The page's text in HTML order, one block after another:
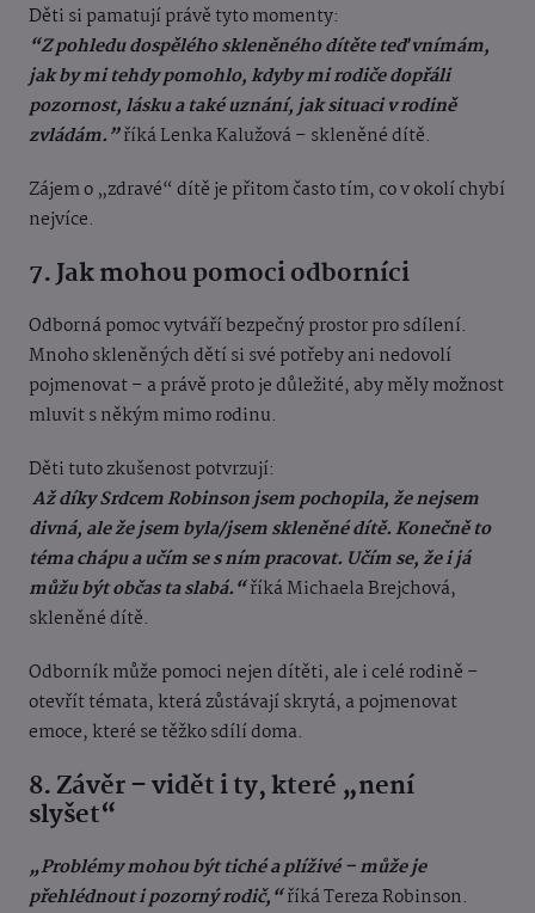
Děti si pamatují právě tyto momenty:
“Z pohledu dospělého skleněného dítěte teď vnímám,
jak by mi tehdy pomohlo, kdyby mi rodiče dopřáli
pozornost, lásku a také uznání, jak situaci v rodině
zvládám.”říká Lenka Kalužová – skleněné dítě.
Zájem o „zdravé“ dítě je přitom často tím, co v okolí chybí
nejvíce.
7. Jak mohou pomoci odborníci
Odborná pomoc vytváří bezpečný prostor pro sdílení.
Mnoho skleněných dětí si své potřeby ani nedovolí
pojmenovat – a právě proto je důležité, aby měly možnost
mluvit s někým mimo rodinu.
Děti tuto zkušenost potvrzují:
Až díky Srdcem Robinson jsem pochopila, že nejsem
divná, ale že jsem byla/jsem skleněné dítě. Konečně to
téma chápu a učím se s ním pracovat. Učím se, že i já
můžu být občas ta slabá.“říká Michaela Brejchová,
skleněné dítě.
Odborník může pomoci nejen dítěti, ale i celé rodině –
otevřít témata, která zůstávají skrytá, a pojmenovat
emoce, které se těžko sdílí doma.
8. Závěr – vidět i ty, které „není
slyšet“
„Problémy mohou být tiché a plíživé – může je
přehlédnout i pozorný rodič,“říká Tereza Robinson.